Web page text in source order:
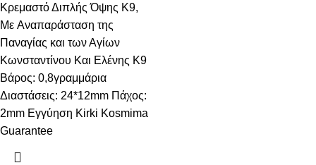
Κρεμαστό Διπλής Όψης K9,
Με Aναπαράσταση της
Παναγίας και των Αγίων
Κωνσταντίνου Και Ελένης Κ9
Βάρος: 0,8γραμμάρια
Διαστάσεις: 24*12mm Πάχος:
2mm Εγγύηση Kirki Kosmima
Guarantee